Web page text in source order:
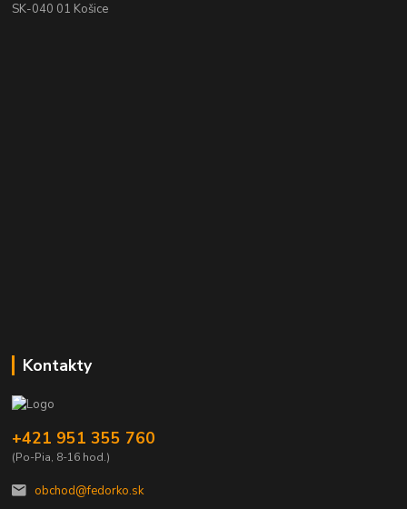
SK-040 01 Košice
Kontakty
+421 951 355 760
(Po-Pia, 8-16 hod.)
obchod@fedorko.sk